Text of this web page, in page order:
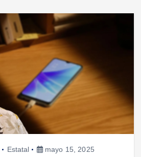
Estatal mayo 15, 2025